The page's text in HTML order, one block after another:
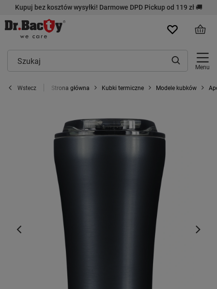
Kupuj bez kosztów wysyłki! Darmowe DPD Pickup od 119 zł 🚚
Menu
Wstecz Strona główna Kubki termiczne Modele kubków